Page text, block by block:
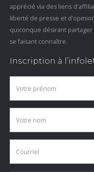
apprécié via des liens
liberté de presse et
quiconque désirant partager
se faisant connaître.
Inscription à